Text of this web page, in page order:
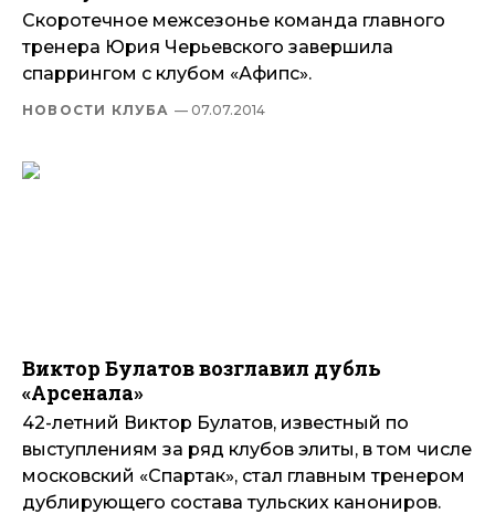
Скоротечное межсезонье команда главного
тренера Юрия Черьевского завершила
спаррингом с клубом «Афипс».
НОВОСТИ КЛУБА — 07.07.2014
Виктор Булатов возглавил дубль
«Арсенала»
42-летний Виктор Булатов, известный по
выступлениям за ряд клубов элиты, в том числе
московский «Спартак», стал главным тренером
дублирующего состава тульских канониров.